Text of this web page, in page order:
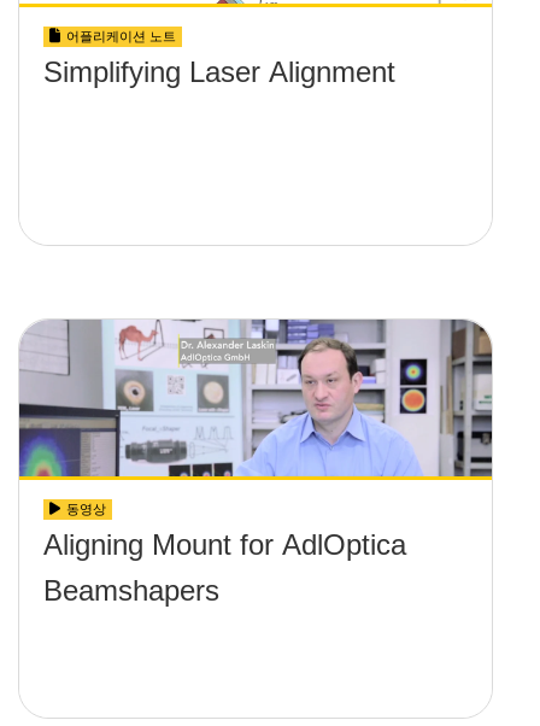
어플리케이션 노트
Simplifying Laser Alignment
동영상
Aligning Mount for AdlOptica
Beamshapers